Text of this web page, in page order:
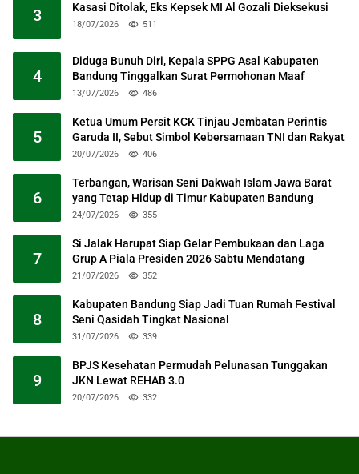
3 Kasasi Ditolak, Eks Kepsek MI Al Gozali Dieksekusi
18/07/2026 511
4
Diduga Bunuh Diri, Kepala SPPG Asal Kabupaten
Bandung Tinggalkan Surat Permohonan Maaf
13/07/2026 486
5
Ketua Umum Persit KCK Tinjau Jembatan Perintis
Garuda II, Sebut Simbol Kebersamaan TNI dan Rakyat
20/07/2026 406
6
Terbangan, Warisan Seni Dakwah Islam Jawa Barat
yang Tetap Hidup di Timur Kabupaten Bandung
24/07/2026 355
7
Si Jalak Harupat Siap Gelar Pembukaan dan Laga
Grup A Piala Presiden 2026 Sabtu Mendatang
21/07/2026 352
8
Kabupaten Bandung Siap Jadi Tuan Rumah Festival
Seni Qasidah Tingkat Nasional
31/07/2026 339
9
BPJS Kesehatan Permudah Pelunasan Tunggakan
JKN Lewat REHAB 3.0
20/07/2026 332